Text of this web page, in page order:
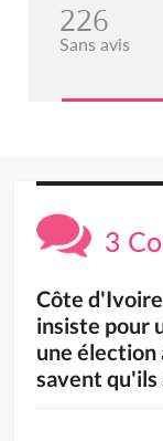
226
Sans avis
3
Côte
insiste pour
une élection
savent